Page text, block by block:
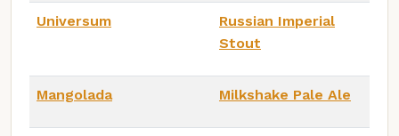
Universum
Russian Imperial
Stout
Mangolada Milkshake Pale Ale